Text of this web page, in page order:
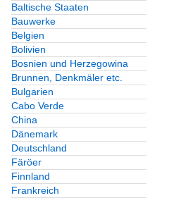
Baltische Staaten
Bauwerke
Belgien
Bolivien
Bosnien und Herzegowina
Brunnen, Denkmäler etc.
Bulgarien
Cabo Verde
China
Dänemark
Deutschland
Färöer
Finnland
Frankreich